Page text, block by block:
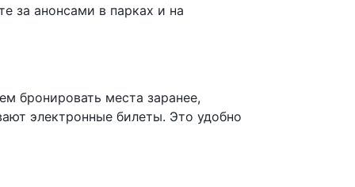
за анонсами в парках и на
бронировать места заранее,
электронные билеты. Это удобно